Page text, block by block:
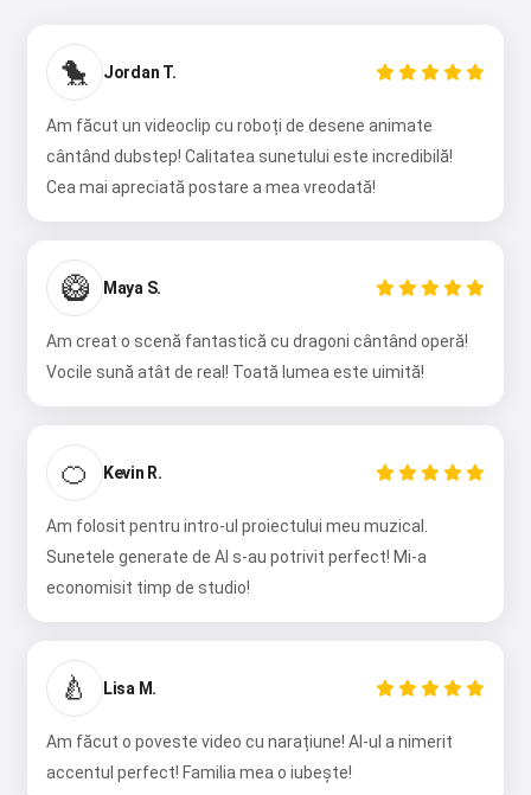
🐤 Jordan T.
Am făcut un videoclip cu roboți de desene animate
cântând dubstep! Calitatea sunetului este incredibilă!
Cea mai apreciată postare a mea vreodată!
🥝 Maya S.
Am creat o scenă fantastică cu dragoni cântând operă!
Vocile sună atât de real! Toată lumea este uimită!
🍊 Kevin R.
Am folosit pentru intro-ul proiectului meu muzical.
Sunetele generate de AI s-au potrivit perfect! Mi-a
economisit timp de studio!
🍐 Lisa M.
Am făcut o poveste video cu narațiune! AI-ul a nimerit
accentul perfect! Familia mea o iubește!